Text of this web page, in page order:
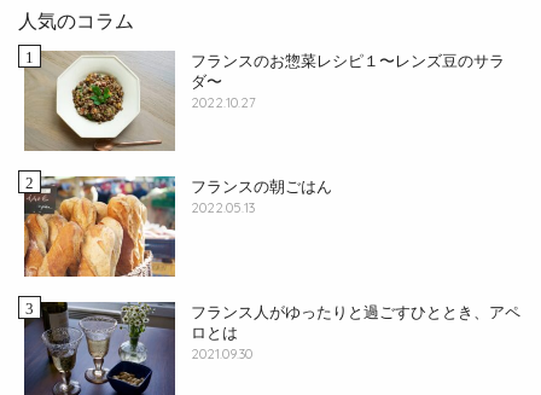
人気のコラム
フランスのお惣菜レシピ１〜レンズ豆のサラ
ダ〜
2022.10.27
フランスの朝ごはん
2022.05.13
フランス人がゆったりと過ごすひととき、アペ
ロとは
2021.09.30